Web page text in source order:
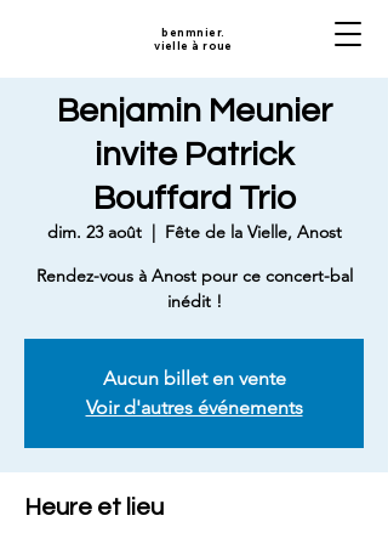
benmnier.
vielle à roue
Benjamin Meunier
invite Patrick
Bouffard Trio
dim. 23 août
  |
Fête de la Vielle, Anost
Rendez-vous à Anost pour ce concert-bal
inédit !
Aucun billet en vente
Voir d'autres événements
Heure et lieu